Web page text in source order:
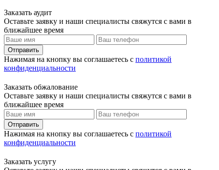
Заказать аудит
Оставьте заявку и наши специалисты свяжутся с вами в
ближайшее время
Отправить
Нажимая на кнопку вы соглашаетесь с политикой
конфиденциальности
Заказать обжалование
Оставьте заявку и наши специалисты свяжутся с вами в
ближайшее время
Отправить
Нажимая на кнопку вы соглашаетесь с политикой
конфиденциальности
Заказать услугу